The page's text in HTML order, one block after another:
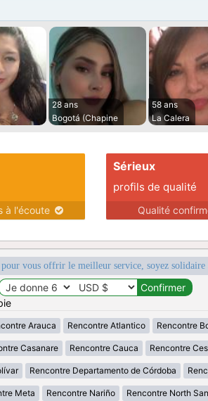
28 ans
Bogotá (Chapine
58 ans
La Calera
à l'écoute
Sérieux
profils de qualité
Qualité
vous offrir le meilleur service, soyez
Arauca Rencontre Atlantico Rencontre
Casanare Rencontre Cauca Rencontre
Rencontre Departamento de Córdoba
Meta Rencontre Nariño Rencontre North